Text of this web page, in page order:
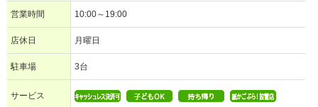
営業時間 10:00～19:00
店休日 月曜日
駐車場 3台
サービス